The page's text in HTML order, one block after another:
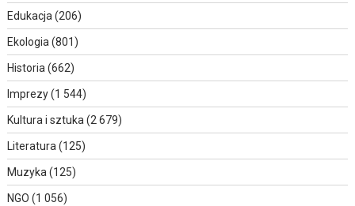
Edukacja (206)
Ekologia (801)
Historia (662)
Imprezy(1 544)
Kultura i sztuka (2 679)
Literatura (125)
Muzyka (125)
NGO (1 056)